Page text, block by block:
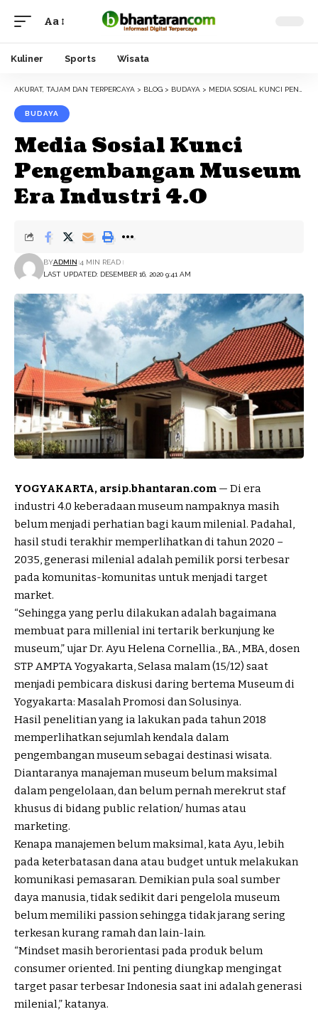
Font
Resizer
Aa
Kuliner Sports Wisata
AKURAT, TAJAM DAN TERPERCAYA > BLOG > BUDAYA > MEDIA SOSIAL KUNCI PENGEMBANGAN MUSEUM ERA INDUSTRI 4.0
BUDAYA
Media Sosial Kunci
Pengembangan Museum
Era Industri 4.0
LAST UPDATED: DESEMBER 16, 2020 9:41 AM
BYADMIN 4 MIN READ
YOGYAKARTA, arsip.bhantaran.com — Di era
industri 4.0 keberadaan museum nampaknya masih
belum menjadi perhatian bagi kaum milenial. Padahal,
hasil studi terakhir memperlihatkan di tahun 2020 –
2035, generasi milenial adalah pemilik porsi terbesar
pada komunitas-komunitas untuk menjadi target
market.
“Sehingga yang perlu dilakukan adalah bagaimana
membuat para millenial ini tertarik berkunjung ke
museum,” ujar Dr. Ayu Helena Cornellia., BA., MBA, dosen
STP AMPTA Yogyakarta, Selasa malam (15/12) saat
menjadi pembicara diskusi daring bertema Museum di
Yogyakarta: Masalah Promosi dan Solusinya.
Hasil penelitian yang ia lakukan pada tahun 2018
memperlihatkan sejumlah kendala dalam
pengembangan museum sebagai destinasi wisata.
Diantaranya manajeman museum belum maksimal
dalam pengelolaan, dan belum pernah merekrut staf
khusus di bidang public relation/ humas atau
marketing.
Kenapa manajemen belum maksimal, kata Ayu, lebih
pada keterbatasan dana atau budget untuk melakukan
komunikasi pemasaran. Demikian pula soal sumber
daya manusia, tidak sedikit dari pengelola museum
belum memiliki passion sehingga tidak jarang sering
terkesan kurang ramah dan lain-lain.
“Mindset masih berorientasi pada produk belum
consumer oriented. Ini penting diungkap mengingat
target pasar terbesar Indonesia saat ini adalah generasi
milenial,” katanya.